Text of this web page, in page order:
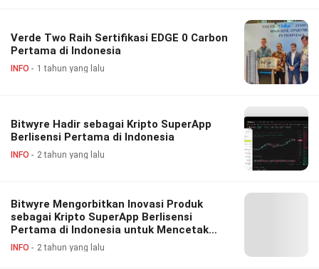
Verde Two Raih Sertifikasi EDGE 0 Carbon
Pertama di Indonesia
INFO 1 tahun yang lalu
Bitwyre Hadir sebagai Kripto SuperApp
Berlisensi Pertama di Indonesia
INFO 2 tahun yang lalu
Bitwyre Mengorbitkan Inovasi Produk
sebagai Kripto SuperApp Berlisensi
Pertama di Indonesia untuk Mencetak
Sejarah Baru di 2025
INFO 2 tahun yang lalu